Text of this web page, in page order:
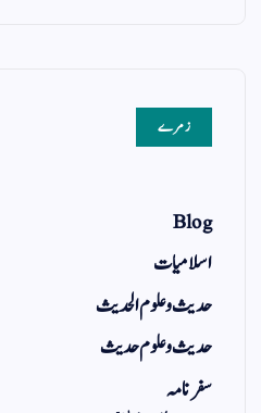
زمرے
Blog
اسلامیات
حدیث و علوم الحدیث
حدیث و علوم حدیث
سفر نامہ